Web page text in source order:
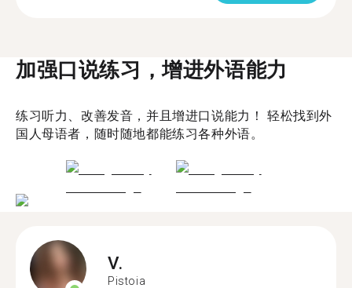
加强口说练习，增进外语能力
练习听力、改善发音，并且增进口说能力！ 轻松找到外
国人母语者，随时随地都能练习各种外语。
V.
Pistoia